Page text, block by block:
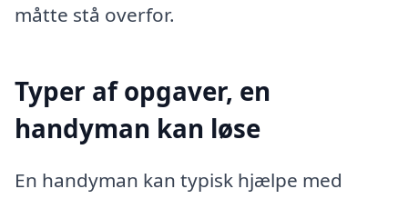
måtte stå overfor.
Typer af opgaver, en
handyman kan løse
En handyman kan typisk hjælpe med